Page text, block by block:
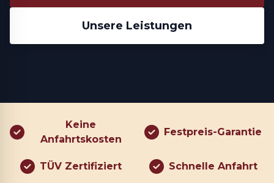
Unsere Leistungen
Keine
Anfahrtskosten
Festpreis-Garantie
TÜV Zertifiziert Schnelle Anfahrt